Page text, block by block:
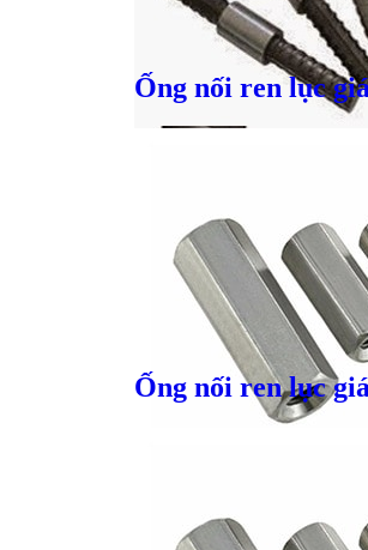
Ống nối ren lục
Giá bánVND
Ống nối ren lục